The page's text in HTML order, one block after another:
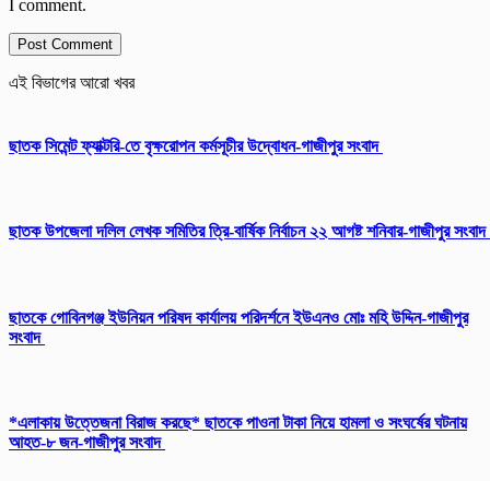
I comment.
এই বিভাগের আরো খবর
ছাতক সিমেন্ট ফ্যাক্টরি-তে বৃক্ষরোপন কর্মসূচীর উদ্বোধন-গাজীপুর সংবাদ
ছাতক উপজেলা দলিল লেখক সমিতির ত্রি-বার্ষিক নির্বাচন ২২ আগষ্ট শনিবার-গাজীপুর সংবাদ
ছাতকে গোবিনগঞ্জ ইউনিয়ন পরিষদ কার্যালয় পরিদর্শনে ইউএনও মোঃ মহি উদ্দিন-গাজীপুর
সংবাদ
*এলাকায় উত্তেজনা বিরাজ করছে* ছাতকে পাওনা টাকা নিয়ে হামলা ও সংঘর্ষের ঘটনায়
আহত-৮ জন-গাজীপুর সংবাদ